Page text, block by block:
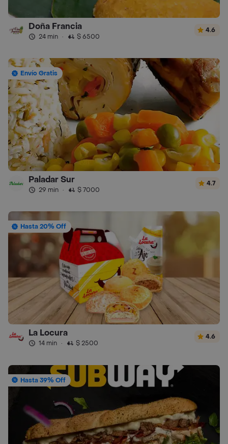
Doña Francia
24 min · $ 6500
4.6
Envío Gratis
Paladar Sur
29 min · $ 7000
4.7
Hasta 20% Off
La Locura
14 min · $ 2500
4.6
Hasta 39% Off